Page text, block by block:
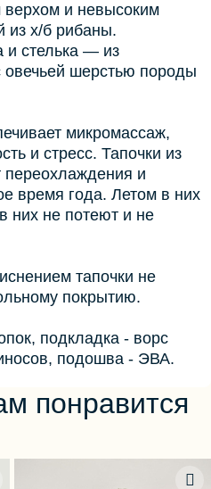
верхом и невысоким
из х/б рибаны.
и стелька — из
овечьей шерстью породы
микромассаж,
и стресс. Тапочки из
переохлаждения и
время года. Летом в них
них не потеют и не
тапочки не
покрытию.
подкладка - ворс
подошва - ЭВА.
понравится